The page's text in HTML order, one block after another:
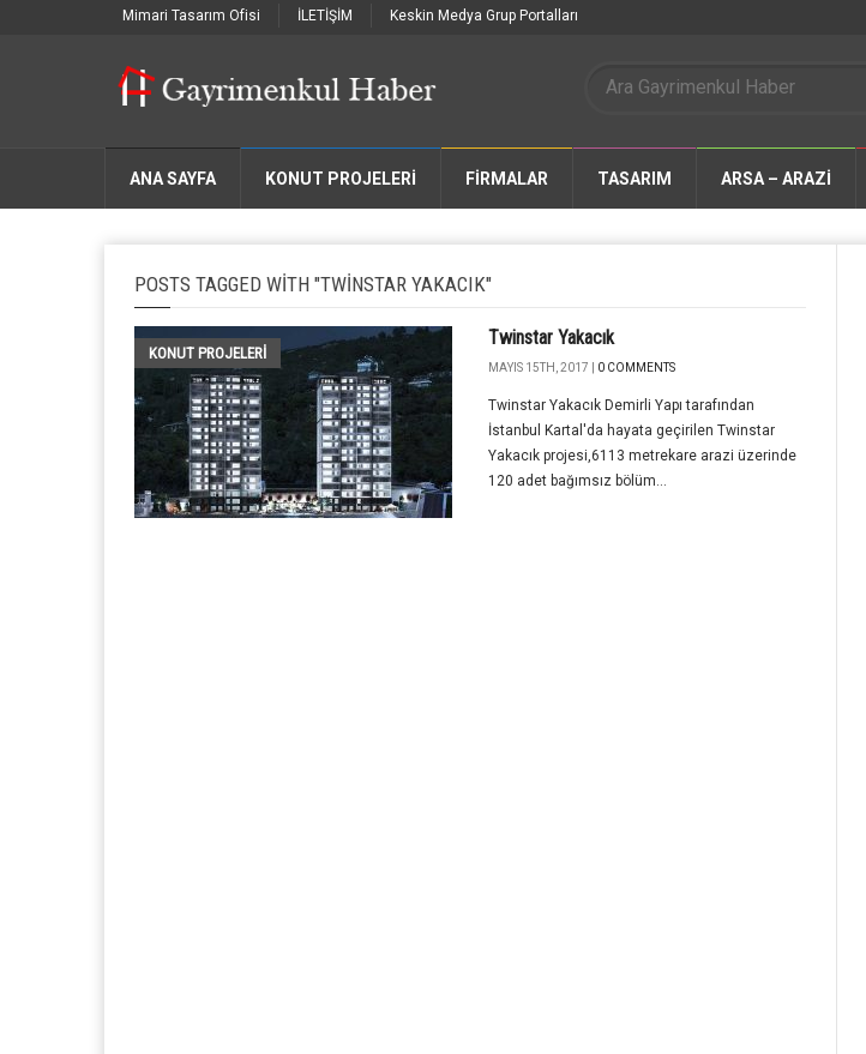
Mimari Tasarım Ofisi İLETİŞİM Keskin Medya Grup Portalları
ANA SAYFA KONUT PROJELERİ FIRMALAR TASARIM ARSA – ARAZİ
POSTS TAGGED WITH "TWINSTAR YAKACIK"
KONUT PROJELERI
Twinstar Yakacık
MAYIS 15TH, 2017 | 0 COMMENTS
Twinstar Yakacık Demirli Yapı tarafından
İstanbul Kartal'da hayata geçirilen Twinstar
Yakacık projesi,6113 metrekare arazi üzerinde
120 adet bağımsız bölüm...